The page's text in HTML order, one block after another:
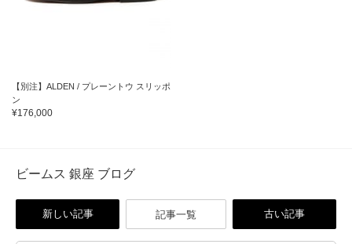
【別注】ALDEN / プレーントウ スリッポ
ン
¥176,000
ビームス 銀座 ブログ
新しい記事 記事一覧 古い記事